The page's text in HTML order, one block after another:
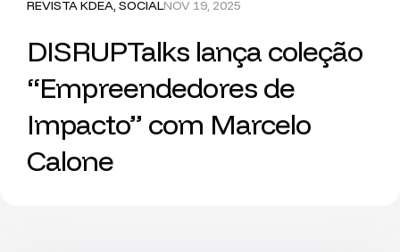
REVISTA KDEA, SOCIALNOV 19, 2025
DISRUPTalks lança coleção
“Empreendedores de
Impacto” com Marcelo
Calone